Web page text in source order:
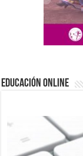
EDUCACIÓN ONLINE